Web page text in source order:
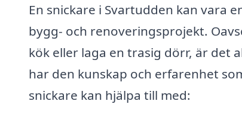
En snickare i Svartudden kan vara
bygg- och renoveringsprojekt.
kök eller laga en trasig dörr, är det
har den kunskap och erfarenhet
snickare kan hjälpa till med: